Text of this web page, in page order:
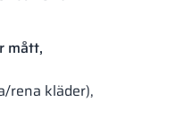
mått,
rena kläder),